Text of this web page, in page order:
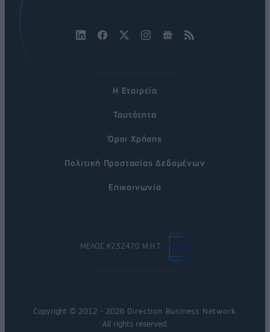
Η Εταιρεία
Ταυτότητα
Όροι Χρήσης
Πολιτική Προστασίας Δεδομένων
Επικοινωνία
ΜΕΛΟΣ #232470 Μ.Η.Τ.
Copyright © 2012 - 2026 Direction Business Network.
All rights reserved.